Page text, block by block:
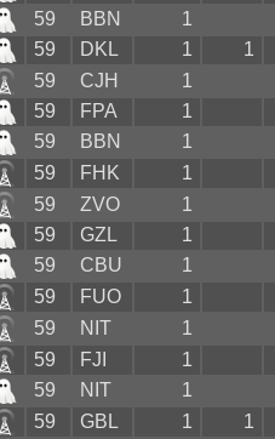
59 BBN
1
59 DKL 1
1
59 CJH
1
59 FPA
1
59 BBN
1
59 FHK
1
59 ZVO
1
59 GZL
1
59 CBU
1
59 FUO
1
59 NIT
1
59 FJI
1
59 NIT
1
59 GBL 1
1